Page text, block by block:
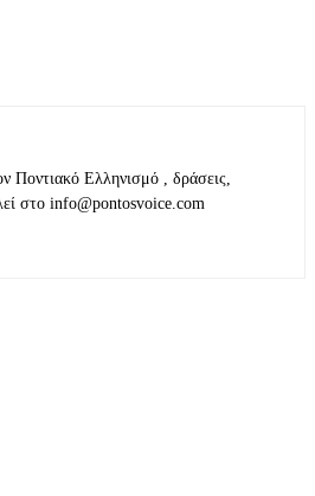
Ποντιακό Ελληνισμό , δράσεις,
στο info@pontosvoice.com